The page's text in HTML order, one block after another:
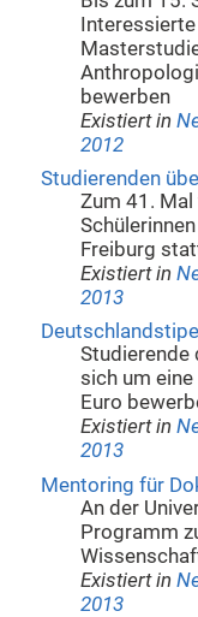
bewerben
Existiert in
2012
Studierenden
Zum 41.
Freiburg
Existiert in
2013
Studierende
sich um
Euro
Existiert in
2013
Mentoring für
An der
Programm
Existiert in
2013